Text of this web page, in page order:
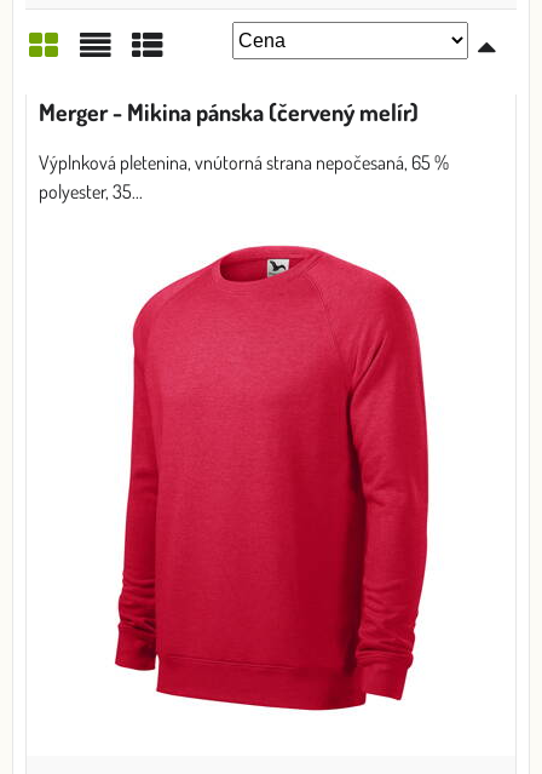
Mriežka
Merger - Mikina pánska (červený melír)
Výplnková pletenina, vnútorná strana nepočesaná, 65 %
polyester, 35...